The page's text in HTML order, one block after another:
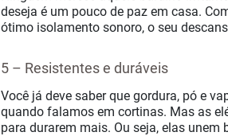
deseja é um pouco de paz em casa.
ótimo isolamento sonoro, o seu
5 – Resistentes e duráveis
Você já deve saber que gordura, pó e
quando falamos em cortinas. Mas as
para durarem mais. Ou seja, elas unem